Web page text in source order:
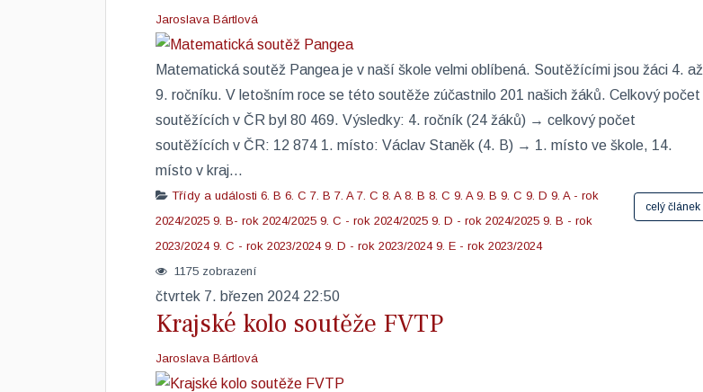
Jaroslava Bártlová
Matematická soutěž Pangea je v naší škole velmi oblíbená. Soutěžícími jsou žáci 4. až
9. ročníku. V letošním roce se této soutěže zúčastnilo 201 našich žáků. Celkový počet
soutěžících v ČR byl 80 469. Výsledky: 4. ročník (24 žáků) → celkový počet
soutěžících v ČR: 12 874 1. místo: Václav Staněk (4. B) → 1. místo ve škole, 14.
místo v kraj...
celý článek
Třídy a události 6. B 6. C 7. B 7. A 7. C 8. A 8. B 8. C 9. A 9. B 9. C 9. D 9. A - rok
2024/2025 9. B- rok 2024/2025 9. C - rok 2024/2025 9. D - rok 2024/2025 9. B - rok
2023/2024 9. C - rok 2023/2024 9. D - rok 2023/2024 9. E - rok 2023/2024
1175 zobrazení
čtvrtek 7. březen 2024 22:50
Krajské kolo soutěže FVTP
Jaroslava Bártlová